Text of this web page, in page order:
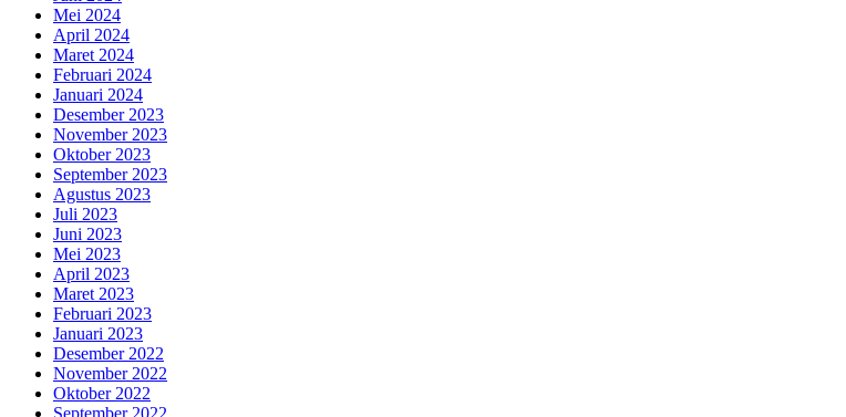
Mei 2024
April 2024
Maret 2024
Februari 2024
Januari 2024
Desember 2023
November 2023
Oktober 2023
September 2023
Agustus 2023
Juli 2023
Juni 2023
Mei 2023
April 2023
Maret 2023
Februari 2023
Januari 2023
Desember 2022
November 2022
Oktober 2022
September 2022